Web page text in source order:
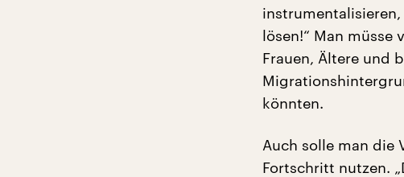
lösen!“ Man müsse
Frauen, Ältere und
könnten.
Auch solle man die
Fortschritt nutzen.